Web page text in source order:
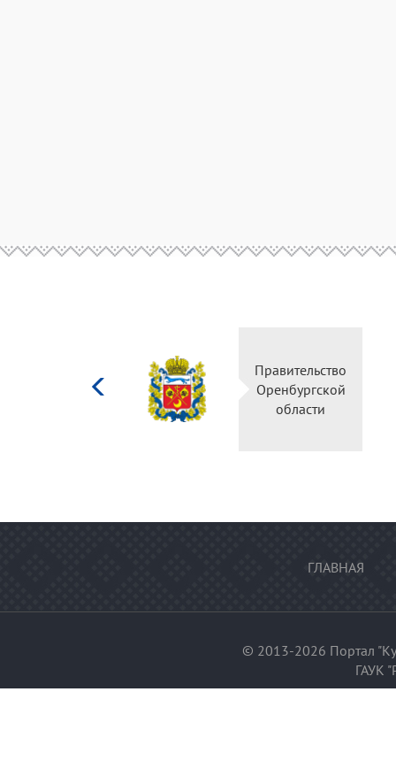
Министерство
культуры
Российской
федерации
ГЛАВНАЯ
© 2013-2026 Портал
ГАУК